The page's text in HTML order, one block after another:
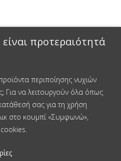
προτεραιότητά
περιποίησης νυχιών
Για να λειτουργούν όλα όπως
σας για τη χρήση
στο κουμπί «Συμφωνώ»,